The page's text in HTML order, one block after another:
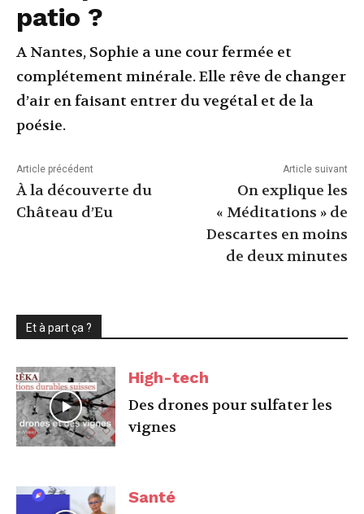
patio ?
A Nantes, Sophie a une cour fermée et
complétement minérale. Elle rêve de changer
d’air en faisant entrer du vegétal et de la
poésie.
Article précédent
À la découverte du
Château d’Eu
Article suivant
On explique les
« Méditations » de
Descartes en moins
de deux minutes
Et à part ça ?
High-tech
Des drones pour sulfater les
vignes
Santé